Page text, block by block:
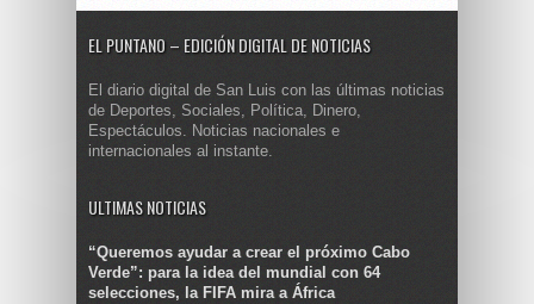
EL PUNTANO – EDICIÓN DIGITAL DE NOTICIAS
El diario digital de San Luis con las últimas noticias
de Deportes, Sociales, Política, Dinero,
Espectáculos. Noticias nacionales e
internacionales al instante.
ULTIMAS NOTICIAS
“Queremos ayudar a crear el próximo Cabo
Verde”: para la idea del mundial con 64
selecciones, la FIFA mira a África